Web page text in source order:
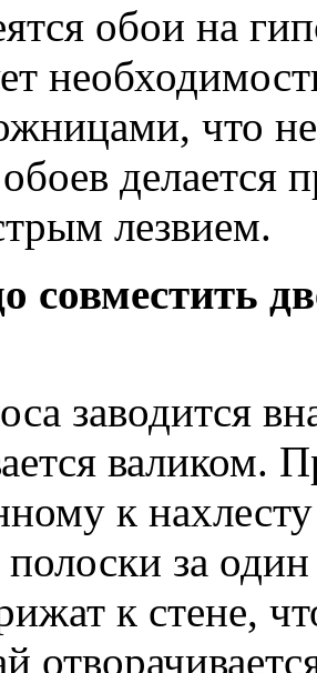
обои на
что
лезвием.
совместить
заводится
валиком.
к
полоски за
к стене,